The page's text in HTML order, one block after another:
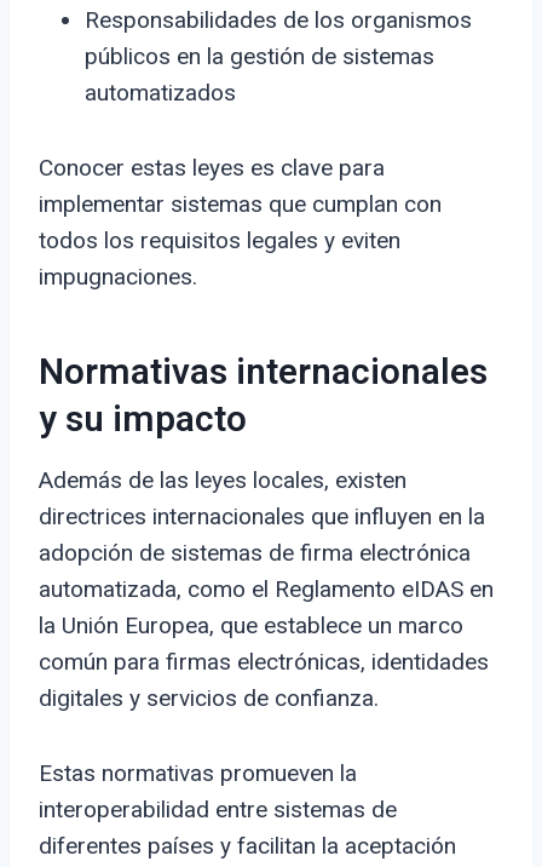
Responsabilidades de los organismos
públicos en la gestión de sistemas
automatizados
Conocer estas leyes es clave para
implementar sistemas que cumplan con
todos los requisitos legales y eviten
impugnaciones.
Normativas internacionales
y su impacto
Además de las leyes locales, existen
directrices internacionales que influyen en la
adopción de sistemas de firma electrónica
automatizada, como el Reglamento eIDAS en
la Unión Europea, que establece un marco
común para firmas electrónicas, identidades
digitales y servicios de confianza.
Estas normativas promueven la
interoperabilidad entre sistemas de
diferentes países y facilitan la aceptación